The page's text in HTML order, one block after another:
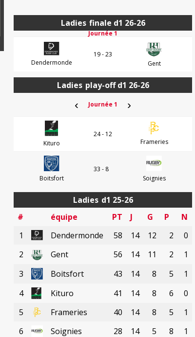
Ladies finale d1 26-26
Journée 1
Dendermonde
19 - 23
Gent
Ladies play-off d1 26-26
‹ Journée 1 ›
Kituro
24 - 12
Frameries
Boitsfort
33 - 8
Soignies
Ladies d1 25-26
#
équipe PT J G P
N
1
Dendermonde 58 14 12 2
0
2
Gent 56 14 11 2
1
3
Boitsfort 43 14 8 5
1
4
Kituro 41 14 8 6
0
5
Frameries 40 14 8 5
1
6
Soignies 28 14 5 8
1